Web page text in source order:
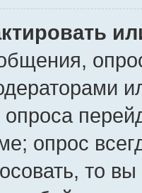
опрос
то